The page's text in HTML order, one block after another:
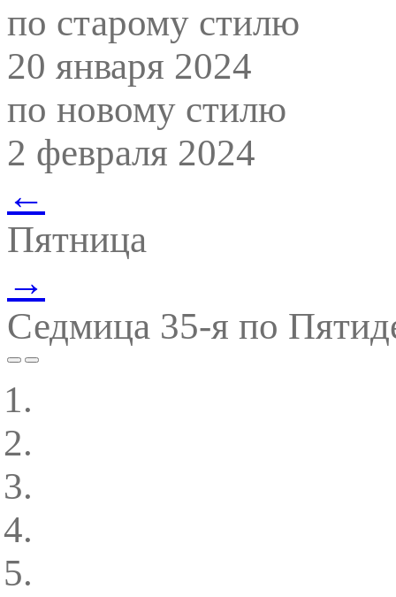
по старому стилю
20 января 2024
по новому стилю
2 февраля 2024
←
Пятница
→
Седмица 35-я по